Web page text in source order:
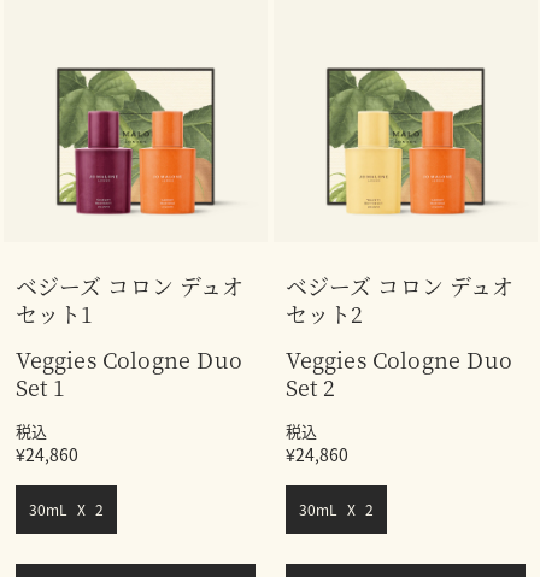
ベジーズ コロン デュオ
セット1
Veggies Cologne Duo
Set 1
税込
¥24,860
30mL X 2
ベジーズ コロン デュオ
セット2
Veggies Cologne Duo
Set 2
税込
¥24,860
30mL X 2